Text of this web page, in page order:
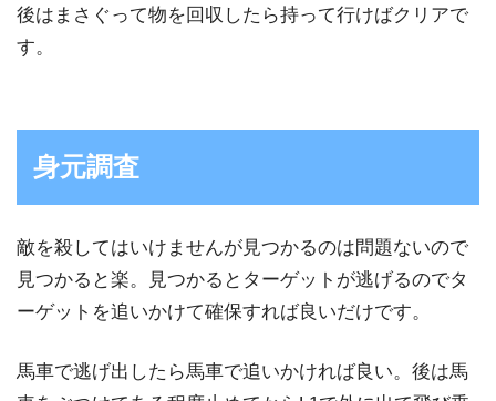
後はまさぐって物を回収したら持って行けばクリアで
す。
身元調査
敵を殺してはいけませんが見つかるのは問題ないので
見つかると楽。見つかるとターゲットが逃げるのでタ
ーゲットを追いかけて確保すれば良いだけです。
馬車で逃げ出したら馬車で追いかければ良い。後は馬